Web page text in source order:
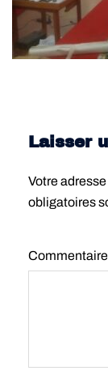
Laisser
Votre
obligatoires
Commentaire